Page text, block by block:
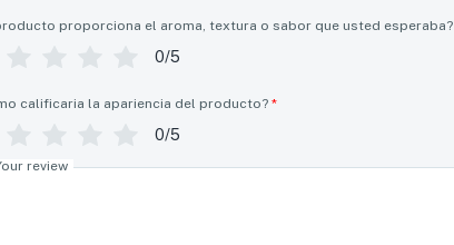
proporciona el aroma, textura o sabor que usted esperaba?
0/5
calificaria la apariencia del producto? *
0/5
review